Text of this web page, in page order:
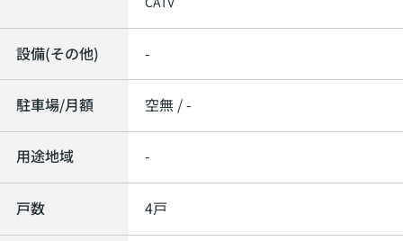
設備(その他) -
駐車場/月額 空無 / -
用途地域 -
戸数 4戸